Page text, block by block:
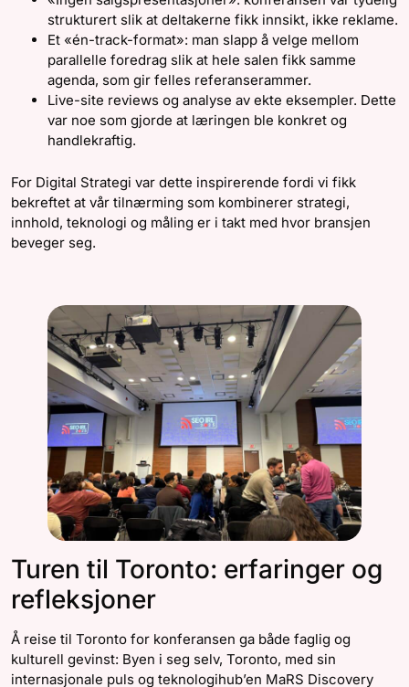
strukturert slik at deltakerne fikk innsikt, ikke reklame.
Et «én-track-format»: man slapp å velge mellom
parallelle foredrag slik at hele salen fikk samme
agenda, som gir felles referanserammer.
Live-site reviews og analyse av ekte eksempler. Dette
var noe som gjorde at læringen ble konkret og
handlekraftig.
For Digital Strategi var dette inspirerende fordi vi fikk
bekreftet at vår tilnærming som kombinerer strategi,
innhold, teknologi og måling er i takt med hvor bransjen
beveger seg.
Turen til Toronto: erfaringer og
refleksjoner
Å reise til Toronto for konferansen ga både faglig og
kulturell gevinst: Byen i seg selv, Toronto, med sin
internasjonale puls og teknologihub’en MaRS Discovery